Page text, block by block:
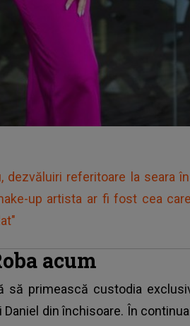
dezvăluiri referitoare la seara
up artista ar fi fost cea
acum
să primească custodia
din închisoare. În